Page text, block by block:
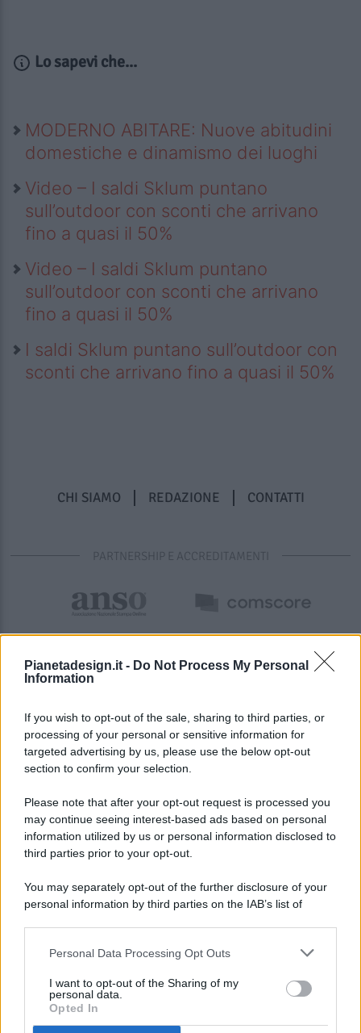
Pianetadesign.it - Do Not Process My Personal
Information
If you wish to opt-out of the sale, sharing to third parties, or
processing of your personal or sensitive information for
targeted advertising by us, please use the below opt-out
section to confirm your selection.
Please note that after your opt-out request is processed you
may continue seeing interest-based ads based on personal
information utilized by us or personal information disclosed to
third parties prior to your opt-out.
You may separately opt-out of the further disclosure of your
personal information by third parties on the IAB’s list of
This information may also be disclosed by us to third parties
disclose it to other third parties.
Personal Data Processing Opt Outs
I want to opt-out of the Sharing of my
personal data.
Opted In
Lo sapevi che...
MODERNO ABITARE: Nuove abitudini
domestiche e dinamismo dei luoghi
Video – I saldi Sklum puntano
sull’outdoor con sconti che arrivano
fino a quasi il 50%
Video – I saldi Sklum puntano
sull’outdoor con sconti che arrivano
fino a quasi il 50%
I saldi Sklum puntano sull’outdoor con
sconti che arrivano fino a quasi il 50%
CHI SIAMO REDAZIONE CONTATTI
PARTNERSHIP E ACCREDITAMENTI
© 2026 - Pianeta Design - P.IVA 04827280654 - Testata
Registrata Al Tribunale Di Nocera Inferiore N. 8/2020 - RG N.
ISCRIZIONE AL ROC N. 35792 – ISCRITTA ALL’ANSO
(ASSOCIAZIONE NAZIONALE STAMPA ONLINE)
PREFERENZE PRIVACY